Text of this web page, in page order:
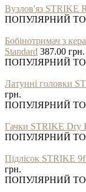
Вузлов'яз STRIKE
ПОПУЛЯРНИЙ
Бобінотримач з
Standard 387.00 грн.
ПОПУЛЯРНИЙ
Латунні головки
грн.
ПОПУЛЯРНИЙ
Гачки STRIKE Dry
ПОПУЛЯРНИЙ
Підлісок STRIKE
грн.
ПОПУЛЯРНИЙ